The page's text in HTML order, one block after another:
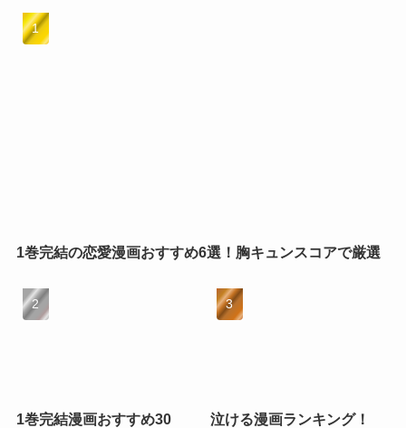
1巻完結の恋愛漫画おすすめ6選！胸キュンスコアで厳選
1巻完結漫画おすすめ30
泣ける漫画ランキング！